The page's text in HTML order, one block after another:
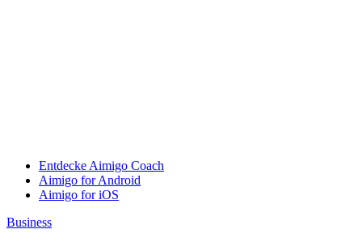
Entdecke Aimigo Coach
Aimigo for Android
Aimigo for iOS
Business